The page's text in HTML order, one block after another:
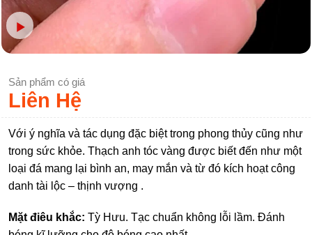
Sản phẩm có giá
Liên Hệ
Với ý nghĩa và tác dụng đặc biệt trong phong thủy cũng như
trong sức khỏe. Thạch anh tóc vàng được biết đến như một
loại đá mang lại bình an, may mắn và từ đó kích hoạt công
danh tài lộc – thịnh vượng .
Mặt điêu khắc: Tỳ Hưu. Tạc chuẩn không lỗi lầm. Đánh